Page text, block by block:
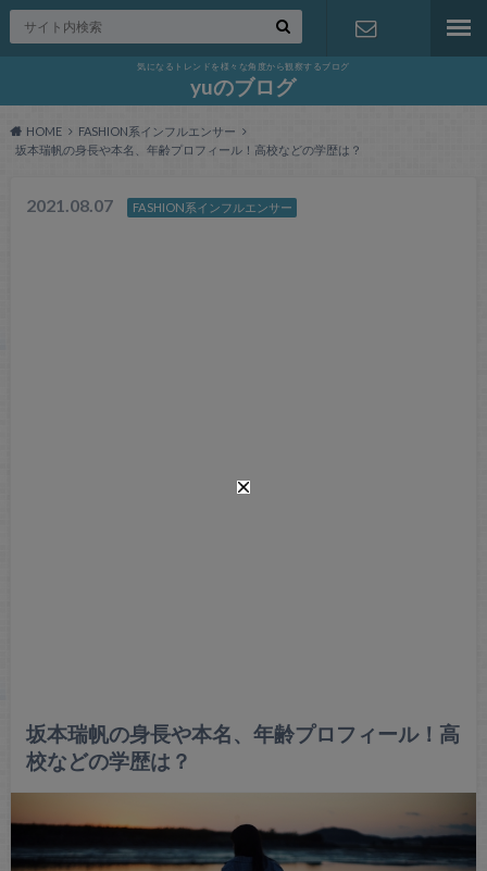
気になるトレンドを様々な角度から観察するブログ
yuのブログ
HOME
FASHION系インフルエンサー
坂本瑞帆の身長や本名、年齢プロフィール！高校などの学歴は？
2021.08.07 FASHION系インフルエンサー
坂本瑞帆の身長や本名、年齢プロフィール！高
校などの学歴は？